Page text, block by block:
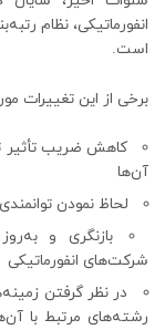
انفورماتیکی، نظام
است.
برخی از این تغییرات
کاهش ضریب تأثیر
آن‌ها
لحاظ نمودن
بازنگری و
شرکت‌های انفورماتیکی
در نظر گرفتن
رشته‌های مرتبط با